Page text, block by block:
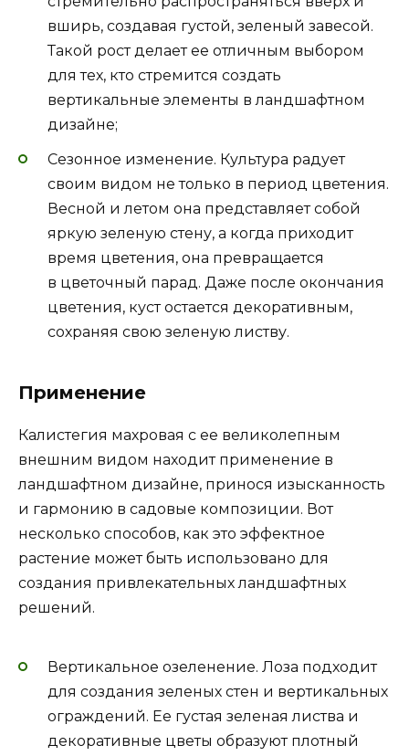
вширь, создавая густой, зеленый завесой.
Такой рост делает ее отличным выбором
для тех, кто стремится создать
вертикальные элементы в ландшафтном
дизайне;
Сезонное изменение. Культура радует
своим видом не только в период цветения.
Весной и летом она представляет собой
яркую зеленую стену, а когда приходит
время цветения, она превращается
в цветочный парад. Даже после окончания
цветения, куст остается декоративным,
сохраняя свою зеленую листву.
Применение
Калистегия махровая с ее великолепным
внешним видом находит применение в
ландшафтном дизайне, принося изысканность
и гармонию в садовые композиции. Вот
несколько способов, как это эффектное
растение может быть использовано для
создания привлекательных ландшафтных
решений.
Вертикальное озеленение. Лоза подходит
для создания зеленых стен и вертикальных
ограждений. Ее густая зеленая листва и
декоративные цветы образуют плотный